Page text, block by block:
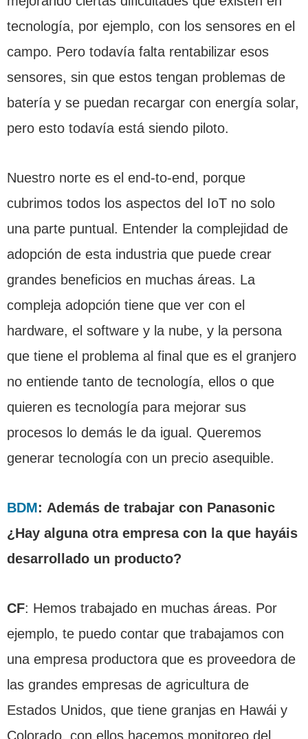
tecnología, por ejemplo, con los sensores en el
campo. Pero todavía falta rentabilizar esos
sensores, sin que estos tengan problemas de
batería y se puedan recargar con energía solar,
pero esto todavía está siendo piloto.
Nuestro norte es el end-to-end, porque
cubrimos todos los aspectos del IoT no solo
una parte puntual. Entender la complejidad de
adopción de esta industria que puede crear
grandes beneficios en muchas áreas. La
compleja adopción tiene que ver con el
hardware, el software y la nube, y la persona
que tiene el problema al final que es el granjero
no entiende tanto de tecnología, ellos o que
quieren es tecnología para mejorar sus
procesos lo demás le da igual. Queremos
generar tecnología con un precio asequible.
BDM: Además de trabajar con Panasonic
¿Hay alguna otra empresa con la que hayáis
desarrollado un producto?
CF: Hemos trabajado en muchas áreas. Por
ejemplo, te puedo contar que trabajamos con
una empresa productora que es proveedora de
las grandes empresas de agricultura de
Estados Unidos, que tiene granjas en Hawái y
Colorado, con ellos hacemos monitoreo del